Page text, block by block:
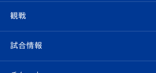
クラブ
試合情報
クラブ概要
観戦
観戦ルール
試合情報